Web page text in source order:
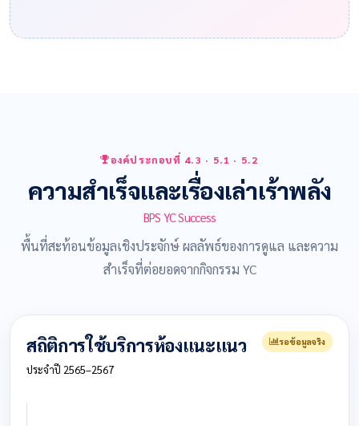
องค์ประกอบที่ 4.3 · 5.1 · 5.2
ความสำเร็จและเรื่องเล่าเร้าพลัง
BPS YC Success
พื้นที่สะท้อนข้อมูลเชิงประจักษ์ ผลลัพธ์ของการดูแล และความ
สำเร็จที่ต่อยอดจากกิจกรรม YC
สถิติการใช้บริการห้องแนะแนว
ประจำปี 2565–2567
รอข้อมูลจริง